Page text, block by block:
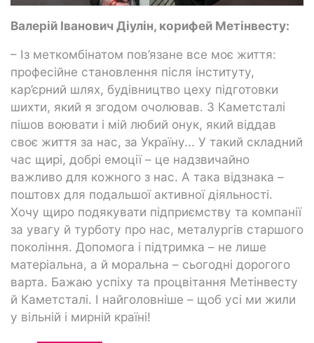
Валерій Іванович Діулін, корифей Метінвесту:
– Із меткомбінатом пов’язане все моє життя:
професійне становлення після інституту,
кар’єрний шлях, будівництво цеху підготовки
шихти, який я згодом очолював. З Каметсталі
пішов воювати і мій любий онук, який віддав
своє життя за нас, за Україну... У такий складний
час щирі, добрі емоції – це надзвичайно
важливо для кожного з нас. А така відзнака –
поштовх для подальшої активної діяльності.
Хочу щиро подякувати підприємству та компанії
за увагу й турботу про нас, металургів старшого
покоління. Допомога і підтримка – не лише
матеріальна, а й моральна – сьогодні дорогого
варта. Бажаю успіху та процвітання Метінвесту
й Каметсталі. І найголовніше – щоб усі ми жили
у вільній і мирній країні!